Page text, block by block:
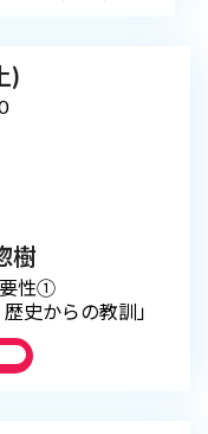
)
樹
要性①
史からの教訓」